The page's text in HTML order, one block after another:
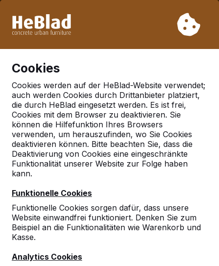
Woche 33 nicht. Bitte berücksichtigen Sie daher längere
Cookies
Cookies werden auf der HeBlad-Website verwendet;
auch werden Cookies durch Drittanbieter platziert,
die durch HeBlad eingesetzt werden. Es ist frei,
Cookies mit dem Browser zu deaktivieren. Sie
können die Hilfefunktion Ihres Browsers
verwenden, um herauszufinden, wo Sie Cookies
deaktivieren können. Bitte beachten Sie, dass die
Deaktivierung von Cookies eine eingeschränkte
Funktionalität unserer Website zur Folge haben
kann.
Funktionelle Cookies
Funktionelle Cookies sorgen dafür, dass unsere
Website einwandfrei funktioniert. Denken Sie zum
Beispiel an die Funktionalitäten wie Warenkorb und
Kasse.
Analytics Cookies
Deutschland
Referenties in:Zwenkau
Geen reviews gevonden voor deze
locatie.